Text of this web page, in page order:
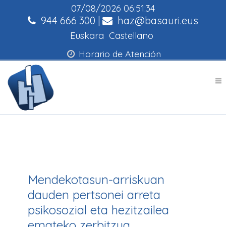
07/08/2026 06:51:34
944 666 300 | haz@basauri.eus
Euskara Castellano
Horario de Atención